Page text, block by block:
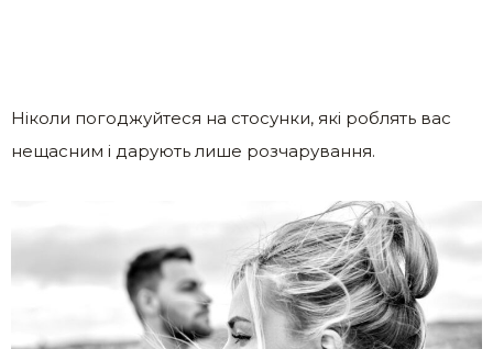
Ніколи погоджуйтеся на стосунки, які роблять вас
нещасним і дарують лише розчарування.